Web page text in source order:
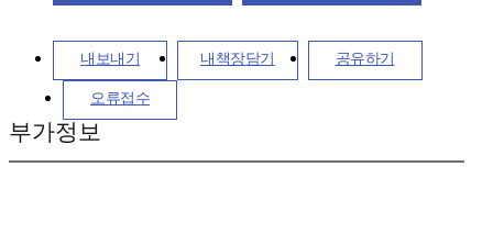
내보내기 내책장담기 공유하기
오류접수
부가정보